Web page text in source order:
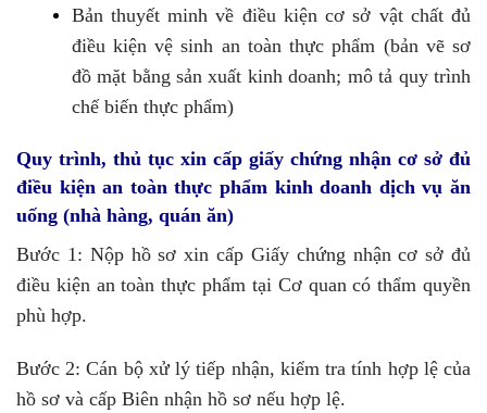
Bản thuyết minh về điều kiện cơ sở vật chất đủ
điều kiện vệ sinh an toàn thực phẩm (bản vẽ sơ
đồ mặt bằng sản xuất kinh doanh; mô tả quy trình
chế biến thực phẩm)
Quy trình, thủ tục xin cấp giấy chứng nhận cơ sở đủ
điều kiện an toàn thực phẩm kinh doanh dịch vụ ăn
uống (nhà hàng, quán ăn)
Bước 1: Nộp hồ sơ xin cấp Giấy chứng nhận cơ sở đủ
điều kiện an toàn thực phẩm tại Cơ quan có thẩm quyền
phù hợp.
Bước 2: Cán bộ xử lý tiếp nhận, kiểm tra tính hợp lệ của
hồ sơ và cấp Biên nhận hồ sơ nếu hợp lệ.